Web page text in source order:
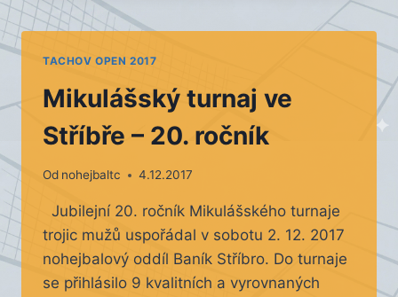
POD
TACHOV OPEN 2017
Mikulášský turnaj ve
Stříbře – 20. ročník
Od nohejbaltc 4.12.2017
Jubilejní 20. ročník Mikulášského turnaje
trojic mužů uspořádal v sobotu 2. 12. 2017
nohejbalový oddíl Baník Stříbro. Do turnaje
se přihlásilo 9 kvalitních a vyrovnaných